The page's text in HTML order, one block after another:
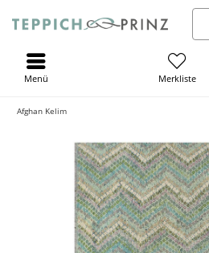
Merkliste
Menü
Afghan Kelim